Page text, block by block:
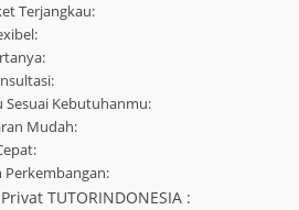
Terjangkau:
Sesuai Kebutuhanmu:
Mudah:
Perkembangan:
TUTORINDONESIA :